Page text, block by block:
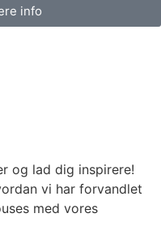
info
og lad dig inspirere!
vi har forvandlet
med vores